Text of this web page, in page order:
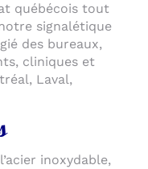
québécois tout
signalétique
des bureaux,
cliniques et
Laval,
inoxydable,